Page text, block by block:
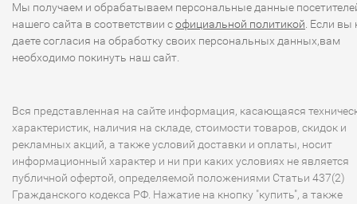
Мы получаем и обрабатываем персональные данные
нашего сайта в соответствии софициальной политикой . Если вы
даете согласия на обработку своих персональных данных,вам
необходимо покинуть наш сайт.
Вся представленная на сайте информация, касающаяся
характеристик, наличия на складе, стоимости товаров, скидок и
рекламных акций, а также условий доставки и оплаты, носит
информационный характер и ни при каких условиях не является
публичной офертой, определяемой положениями Статьи 437(2)
Гражданского кодекса РФ. Нажатие на кнопку "купить", а также